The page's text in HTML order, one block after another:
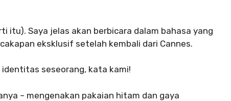
itu). Saya jelas akan berbicara dalam bahasa yang
eksklusif setelah kembali dari Cannes.
seseorang, kata kami!
– mengenakan pakaian hitam dan gaya